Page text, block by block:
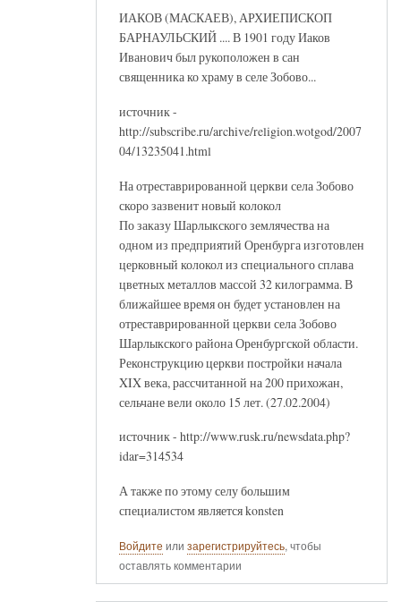
ИАКОВ (МАСКАЕВ), АРХИЕПИСКОП
БАРНАУЛЬСКИЙ .... В 1901 году Иаков
Иванович был рукоположен в сан
священника ко храму в селе Зобово...
источник -
http://subscribe.ru/archive/religion.wotgod/2007
04/13235041.html
На отреставрированной церкви села Зобово
скоро зазвенит новый колокол
По заказу Шарлыкского землячества на
одном из предприятий Оренбурга изготовлен
церковный колокол из специального сплава
цветных металлов массой 32 килограмма. В
ближайшее время он будет установлен на
отреставрированной церкви села Зобово
Шарлыкского района Оренбургской области.
Реконструкцию церкви постройки начала
XIX века, рассчитанной на 200 прихожан,
сельчане вели около 15 лет. (27.02.2004)
источник - http://www.rusk.ru/newsdata.php?
idar=314534
А также по этому селу большим
специалистом является konsten
Войдите или зарегистрируйтесь, чтобы
оставлять комментарии